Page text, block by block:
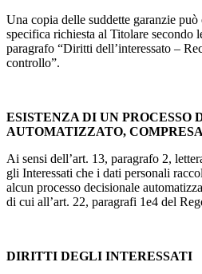
Una copia delle suddette garanzie
specifica richiesta al Titolare secondo
paragrafo “Diritti dell’interessato –
controllo”.
ESISTENZA DI UN PROCESSO
AUTOMATIZZATO,
Ai sensi dell’art. 13, paragrafo 2,
gli Interessati che i dati personali
alcun processo decisionale
di cui all’art. 22, paragrafi 1e4 del
DIRITTI DEGLI INTERESSATI